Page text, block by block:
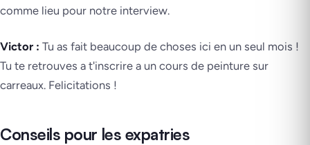
comme lieu pour notre interview.
Victor : Tu as fait beaucoup de choses ici en un seul mois !
Tu te retrouves a t'inscrire a un cours de peinture sur
carreaux. Felicitations !
Conseils pour les expatries